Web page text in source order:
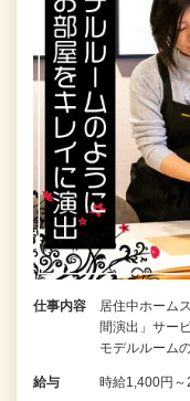
仕事内容
居住中ホーム
間演出」サー
モデルルーム
給与 時給1,400円～